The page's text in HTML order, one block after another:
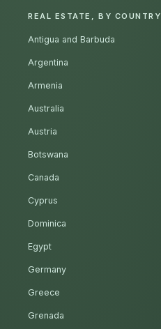
REAL ESTATE, BY COUNTRY
Antigua and Barbuda
Argentina
Armenia
Australia
Austria
Botswana
Canada
Cyprus
Dominica
Egypt
Germany
Greece
Grenada